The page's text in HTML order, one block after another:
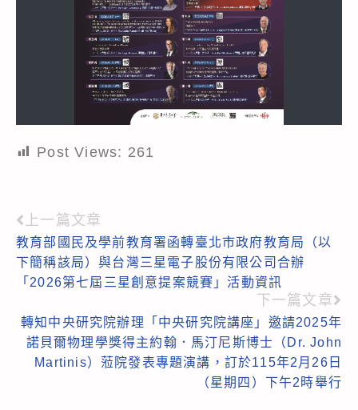
Post Views: 261
Read
more
articles
上一篇文章
教育部國民及學前教育署函轉臺北市政府教育局（以
下簡稱該局）與台灣三星電子股份有限公司合辦
「2026第七屆三星創意提案競賽」活動資訊
下一篇文章
轉知中央研究院辦理「中央研究院講座」邀請2025年
諾貝爾物理學獎得主約翰．馬汀尼斯博士（Dr. John
Martinis）蒞院發表專題演講，訂於115年2月26日
（星期四）下午2時舉行